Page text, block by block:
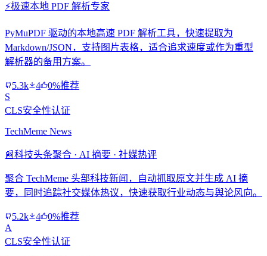
⚡极速本地 PDF 解析专家
PyMuPDF 驱动的本地高速 PDF 解析工具，快速提取为
Markdown/JSON，支持图片表格，适合追求速度或作为重型
解析器的备用方案。
5.3k 4
0%推荐
S
CLS安全性认证
TechMeme News
📰科技头条聚合 · AI 摘要 · 社媒热评
聚合 TechMeme 头部科技新闻，自动抓取原文并生成 AI 摘
要，同时追踪社交媒体热议，快速获取行业动态与舆论风向。
5.2k 4
0%推荐
A
CLS安全性认证